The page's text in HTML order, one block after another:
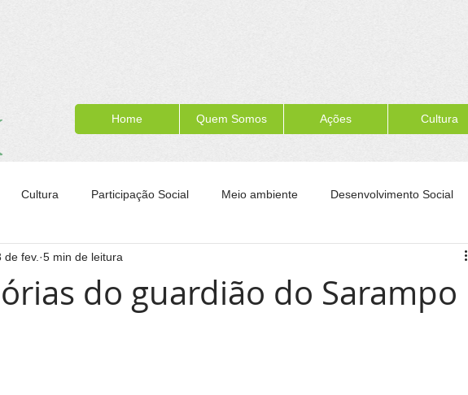
Home Quem Somos Ações Cultura
Cultura Participação Social Meio ambiente Desenvolvimento Social
Formação para a cidadania Memória Itacaré
do guardião do Sarampo
de fev. 5 min de leitura